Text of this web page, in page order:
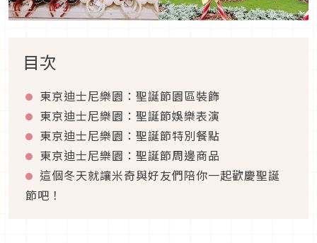
目次
東京迪士尼樂園：聖誕節園區裝飾
東京迪士尼樂園：聖誕節娛樂表演
東京迪士尼樂園：聖誕節特別餐點
東京迪士尼樂園：聖誕節周邊商品
這個冬天就讓米奇與好友們陪你一起歡慶聖誕
節吧！